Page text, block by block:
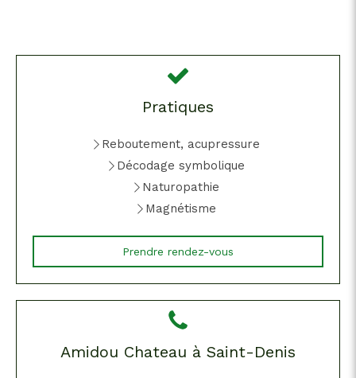
Pratiques
Reboutement, acupressure
Décodage symbolique
Naturopathie
Magnétisme
Prendre rendez-vous
Amidou Chateau à Saint-Denis